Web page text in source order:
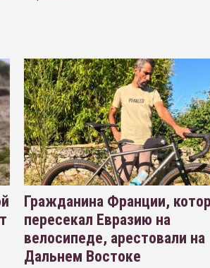
Гражданина Франции,
пересекал Евразию на
велосипеде, арестовали на
Дальнем Востоке